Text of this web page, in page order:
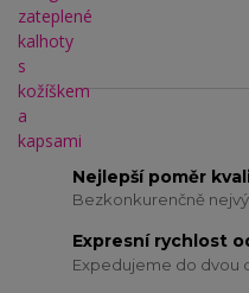
Nejlepší poměr
Bezkonkurenčně
Expresní rychlost
Expedujeme do dvou